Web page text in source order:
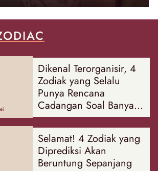
Dikenal Terorganisir, 4
Zodiak yang Selalu
Punya Rencana
Cadangan Soal Banyak
Hal
Selamat! 4 Zodiak yang
Diprediksi Akan
Beruntung Sepanjang